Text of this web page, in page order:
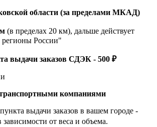
области (за пределами МКАД)
(в пределах 20 км), дальше действует
регионы России"
выдачи заказов СДЭК - 500 ₽
компаниями
выдачи заказов в вашем городе -
зависимости от веса и объема.